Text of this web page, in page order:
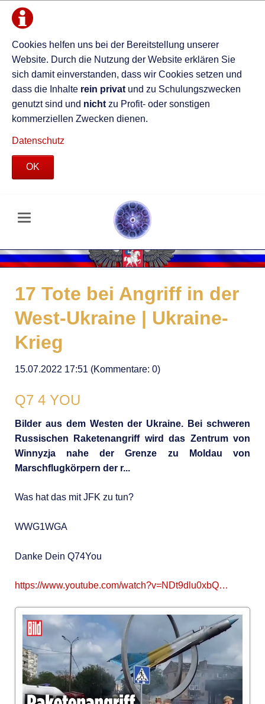
Cookies helfen uns bei der Bereitstellung unserer
Website. Durch die Nutzung der Website erklären Sie
sich damit einverstanden, dass wir Cookies setzen und
dass die Inhalte rein privat und zu Schulungszwecken
genutzt sind und nicht zu Profit- oder sonstigen
kommerziellen Zwecken dienen.
Datenschutz
OK
17 Tote bei Angriff in der
West-Ukraine | Ukraine-
Krieg
15.07.2022 17:51(Kommentare: 0)
Q7 4 YOU
Bilder aus dem Westen der Ukraine. Bei schweren
Russischen Raketenangriff wird das Zentrum von
Winnyzja nahe der Grenze zu Moldau von
Marschflugkörpern der r...
Was hat das mit JFK zu tun?
WWG1WGA
Danke Dein Q74You
https://www.youtube.com/watch?v=NDt9dlu0xbQ…